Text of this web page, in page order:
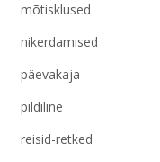
mõtisklused
nikerdamised
päevakaja
pildiline
reisid-retked